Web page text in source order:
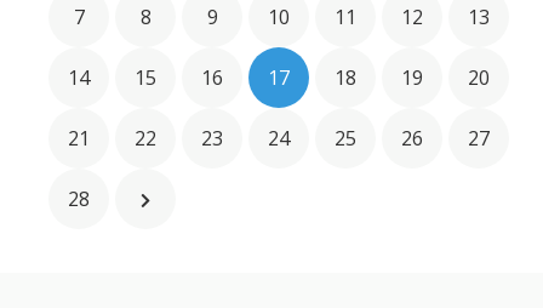
7 8 9 10 11 12 13
14 15 16 17 18 19 20
21 22 23 24 25 26 27
28